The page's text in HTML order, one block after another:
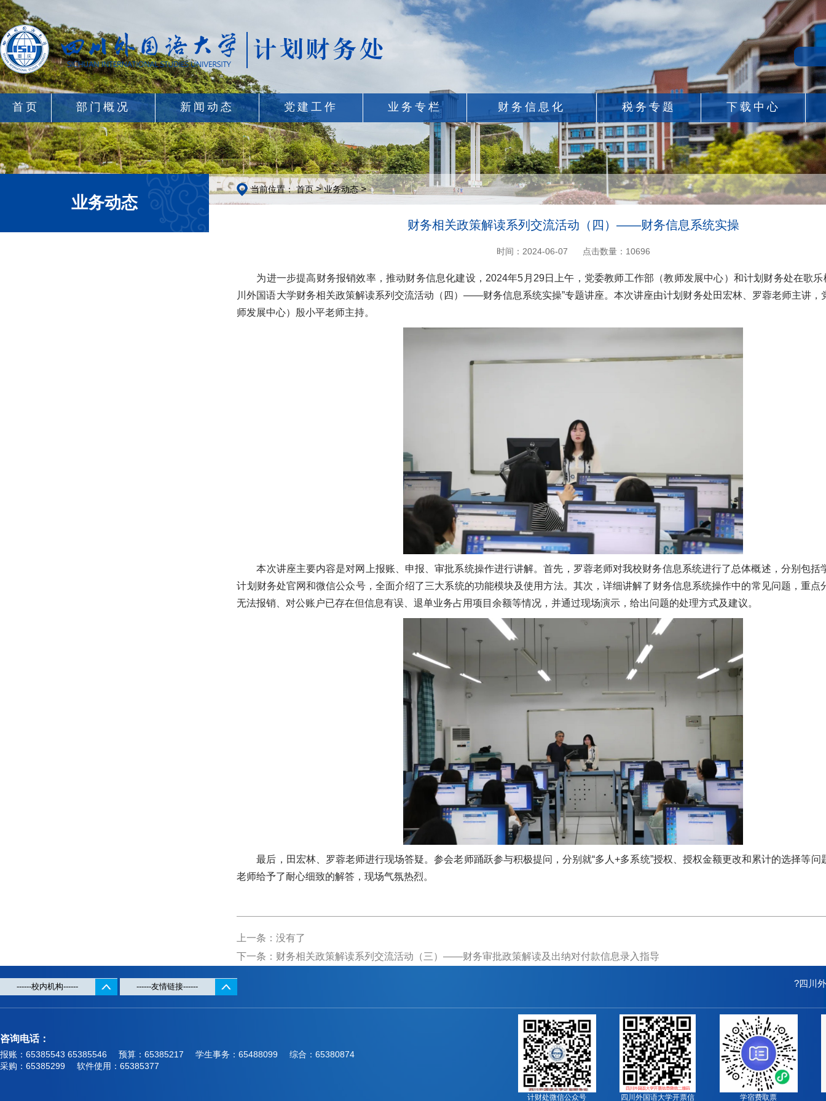
首页 部门概况 新闻动态 党建工作 业务专栏 财务信息化 税务专题 下载中心
业务动态
当前位置： 首页>业务动态>
财务相关政策解读系列交流活动（四）——财务信息系统实操
时间：2024-06-07 点击数量： 10696
为进一步提高财务报销效率，推动财务信息化建设，2024年5月29日上午，党委教师工作部（教师发展中心）和计划财务处在歌乐
川外国语大学财务相关政策解读系列交流活动（四）——财务信息系统实操”专题讲座。本次讲座由计划财务处田宏林、罗蓉老师主讲，
师发展中心）殷小平老师主持。
本次讲座主要内容是对网上报账、申报、审批系统操作进行讲解。首先，罗蓉老师对我校财务信息系统进行了总体概述，分别包括
计划财务处官网和微信公众号，全面介绍了三大系统的功能模块及使用方法。其次，详细讲解了财务信息系统操作中的常见问题，重点
无法报销、对公账户已存在但信息有误、退单业务占用项目余额等情况，并通过现场演示，给出问题的处理方式及建议。
最后，田宏林、罗蓉老师进行现场答疑。参会老师踊跃参与积极提问，分别就“多人+多系统”授权、授权金额更改和累计的选择等问
老师给予了耐心细致的解答，现场气氛热烈。
上一条：没有了
下一条：财务相关政策解读系列交流活动（三）——财务审批政策解读及出纳对付款信息录入指导
?四川
咨询电话：
报账：65385543 65385546 预算：65385217 学生事务：65488099
综合：65380874
采购：65385299
软件使用：65385377
计财处微信公众号 四川外国语大学开票信 学宿费取票